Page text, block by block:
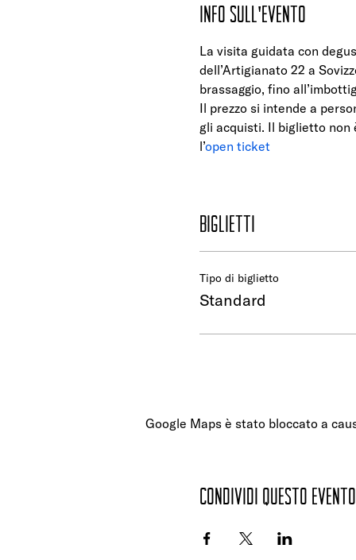
Info sull'evento
La visita guidata con
dell’Artigianato 22 a
brassaggio, fino
Il prezzo si intende a
gli acquisti. Il biglietto non
l’open ticket
Biglietti
Tipo di biglietto
Standard
Google Maps è stato bloccato a
Condividi questo evento